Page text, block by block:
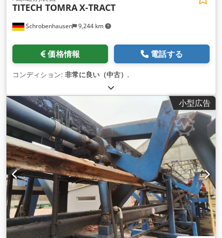
Schrobenhausen 9,244 km
TITECH TOMRAX-TRACT
価格情報 電話する
コンディション: 非常に良い（中古） ,
小型広告